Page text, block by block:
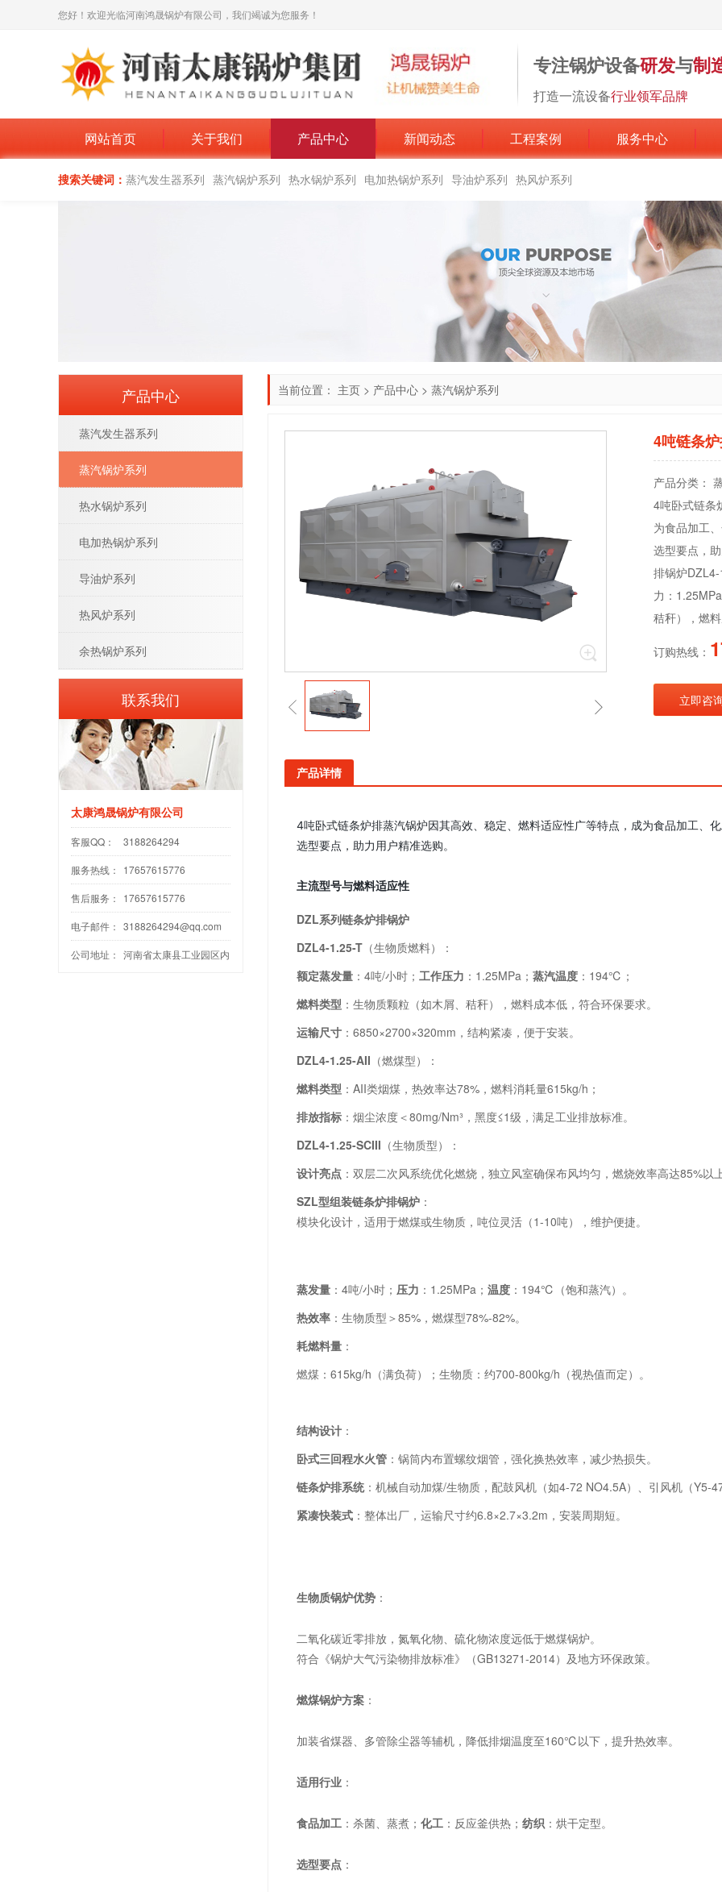
您好！欢迎光临河南鸿晟锅炉有限公司，我们竭诚为您服务！
专注锅炉设备研发与制
打造一流设备行业领军品牌
网站首页 关于我们 产品中心 新闻动态 工程案例 服务中心
搜索关键词： 蒸汽发生器系列 蒸汽锅炉系列 热水锅炉系列 电加热锅炉系列 导油炉系列 热风炉系列
当前位置： 主页 > 产品中心 > 蒸汽锅炉系列
4吨链条
产品分类：
4吨卧式链条
为食品加工
选型要点，
排锅炉
力：
秸秆），燃
订购热线：
立即咨
产品详情
4吨卧式链条炉排蒸汽锅炉因其高效、稳定、燃料适应性广等特点，成为食品加工、
选型要点，助力用户精准选购。
主流型号与燃料适应性
DZL系列链条炉排锅炉
DZL4-1.25-T （生物质燃料）：
额定蒸发量 ：4吨/小时； 工作压力 ：1.25MPa； 蒸汽温度 ：194℃；
燃料类型 ：生物质颗粒（如木屑、秸秆），燃料成本低，符合环保要求。
运输尺寸 ：6850×2700×320mm，结构紧凑，便于安装。
DZL4-1.25-AII （燃煤型）：
燃料类型 ：AII类烟煤，热效率达78%，燃料消耗量615kg/h；
排放指标 ：烟尘浓度＜80mg/Nm³，黑度≤1级，满足工业排放标准。
DZL4-1.25-SCIII （生物质型）：
设计亮点 ：双层二次风系统优化燃烧，独立风室确保布风均匀，燃烧效率高达85%以
SZL型组装链条炉排锅炉 ：
模块化设计，适用于燃煤或生物质，吨位灵活（1-10吨），维护便捷。
蒸发量 ：4吨/小时； 压力 ：1.25MPa； 温度 ：194℃（饱和蒸汽）。
热效率 ：生物质型＞85%，燃煤型78%-82%。
耗燃料量 ：
燃煤：615kg/h（满负荷）；生物质：约700-800kg/h（视热值而定）。
结构设计 ：
卧式三回程水火管 ：锅筒内布置螺纹烟管，强化换热效率，减少热损失。
链条炉排系统：机械自动加煤/生物质，配鼓风机（如4-72 NO4.5A）、引风机（Y5-
紧凑快装式 ：整体出厂，运输尺寸约6.8×2.7×3.2m，安装周期短。
生物质锅炉优势 ：
二氧化碳近零排放，氮氧化物、硫化物浓度远低于燃煤锅炉。
符合《锅炉大气污染物排放标准》（GB13271-2014）及地方环保政策。
燃煤锅炉方案 ：
加装省煤器、多管除尘器等辅机，降低排烟温度至160℃以下，提升热效率。
适用行业 ：
食品加工 ：杀菌、蒸煮； 化工 ：反应釜供热； 纺织 ：烘干定型。
选型要点 ：
产品中心
蒸汽发生器系列
蒸汽锅炉系列
热水锅炉系列
电加热锅炉系列
导油炉系列
热风炉系列
余热锅炉系列
联系我们
太康鸿晟锅炉有限公司
客服QQ： 3188264294
服务热线： 17657615776
售后服务： 17657615776
电子邮件： 3188264294@qq.com
公司地址： 河南省太康县工业园区内